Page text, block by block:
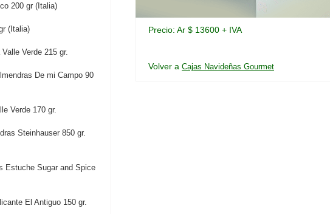
200 gr (Italia)
(Italia)
Verde 215 gr.
De mi Campo 90
Verde 170 gr.
Steinhauser 850 gr.
Estuche Sugar and Spice
El Antiguo 150 gr.
Precio: Ar $ 13600 + IVA
Volver a Cajas Navideñas Gourmet